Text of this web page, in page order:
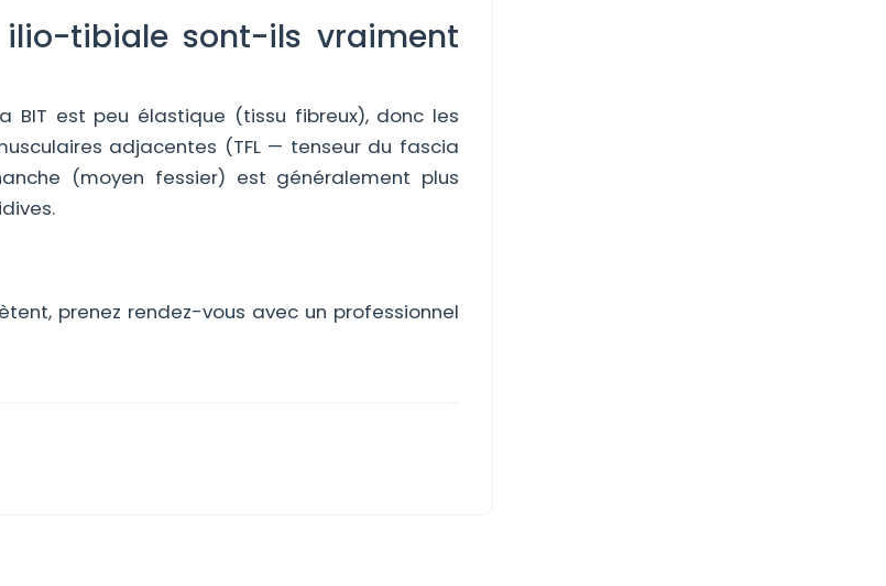
tibiale sont-ils vraiment
BIT est peu élastique (tissu fibreux), donc les
adjacentes (TFL — tenseur du fascia
(moyen fessier) est généralement plus
prenez rendez-vous avec un professionnel